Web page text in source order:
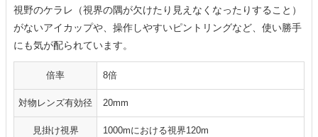
視野のケラレ（視界の隅が欠けたり見えなくなったりすること）
がないアイカップや、操作しやすいピントリングなど、使い勝手
にも気が配られています。
倍率 8倍
対物レンズ有効径 20mm
見掛け視界 1000mにおける視界120m